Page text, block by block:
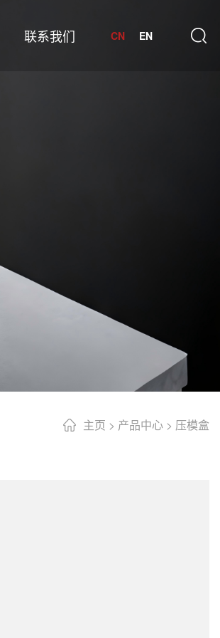
CN EN
联系我们
主页 > 产品中心 > 压模盒